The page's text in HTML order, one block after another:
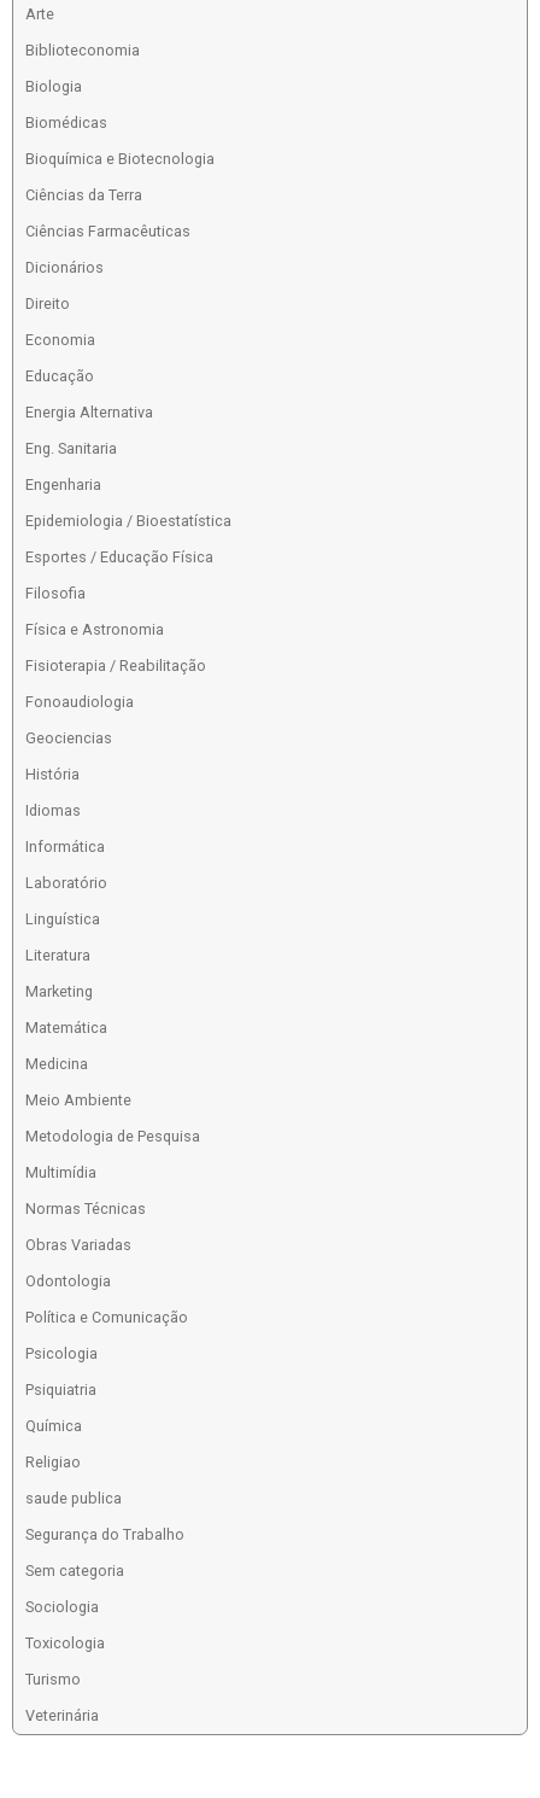
Arte
Biblioteconomia
Biologia
Biomédicas
Bioquímica e Biotecnologia
Ciências da Terra
Ciências Farmacêuticas
Dicionários
Direito
Economia
Educação
Energia Alternativa
Eng. Sanitaria
Engenharia
Epidemiologia / Bioestatística
Esportes / Educação Física
Filosofia
Física e Astronomia
Fisioterapia / Reabilitação
Fonoaudiologia
Geociencias
História
Idiomas
Informática
Laboratório
Linguística
Literatura
Marketing
Matemática
Medicina
Meio Ambiente
Metodologia de Pesquisa
Multimídia
Normas Técnicas
Obras Variadas
Odontologia
Política e Comunicação
Psicologia
Psiquiatria
Química
Religiao
saude publica
Segurança do Trabalho
Sem categoria
Sociologia
Toxicologia
Turismo
Veterinária